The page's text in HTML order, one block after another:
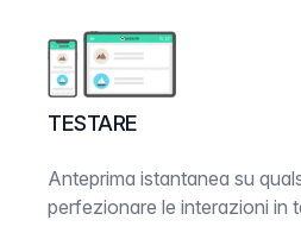
TESTARE
Anteprima istantanea su
perfezionare le interazioni in